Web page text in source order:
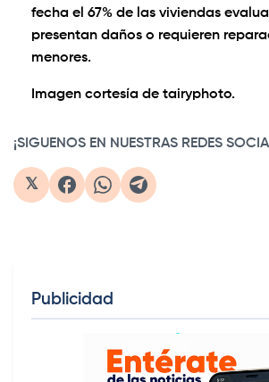
fecha el 67% de las viviendas
presentan daños o requieren
menores.
Imagen cortesía de tairyphoto.
¡SIGUENOS EN NUESTRAS REDES
𝕏
Publicidad